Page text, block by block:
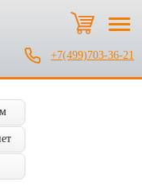
+7(499)703-36-21